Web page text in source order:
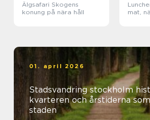
Älgsafari Skogens
konung på nära håll
Luncher
mat,
01. april 2026
Stadsvandring stockholm historien,
kvarteren och årstiderna
staden